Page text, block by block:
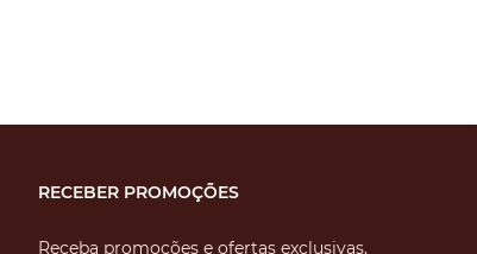
RECEBER PROMOÇÕES
Receba promoções e ofertas exclusivas.